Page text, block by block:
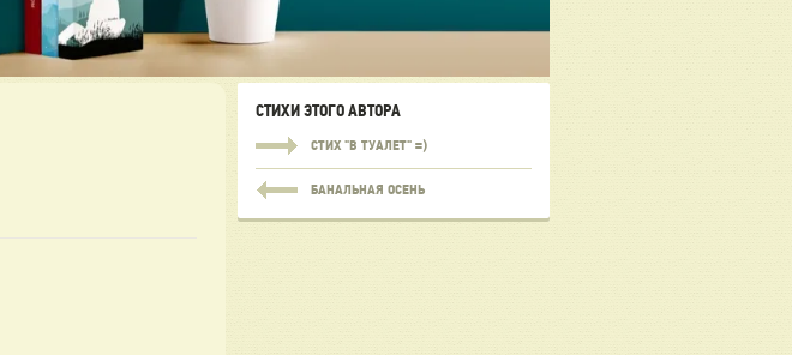
СТИХИ ЭТОГО АВТОРА
СТИХ "В ТУАЛЕТ" =)
БАНАЛЬНАЯ ОСЕНЬ